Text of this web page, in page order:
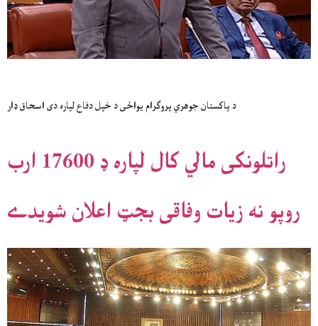
د پاکستان جوهري پروګرام يواځى د خپل دفاع لپاره دى اسحاق ډار
راتلونکی مالي کال لپاره ډ 17600 ارب
روپو نه زيات وفاقی بجټ اعلان شويدے